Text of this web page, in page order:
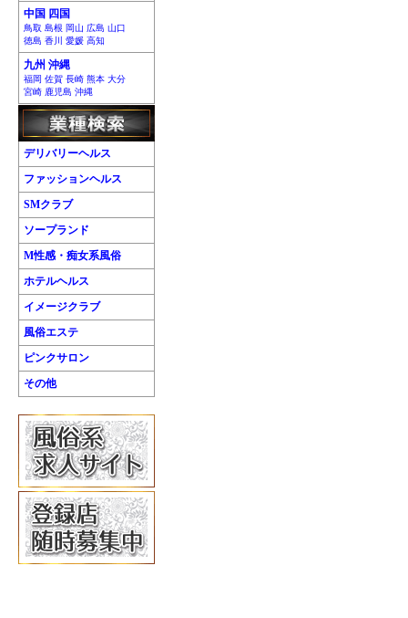
中国 四国
鳥取 島根 岡山 広島 山口
徳島 香川 愛媛 高知
九州 沖縄
福岡 佐賀 長崎 熊本 大分
宮崎 鹿児島 沖縄
デリバリーヘルス
ファッションヘルス
SMクラブ
ソープランド
M性感・痴女系風俗
ホテルヘルス
イメージクラブ
風俗エステ
ピンクサロン
その他